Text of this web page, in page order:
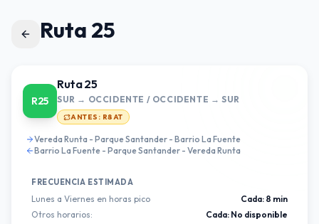
Ruta 25
R25
Ruta 25
SUR → OCCIDENTE / OCCIDENTE → SUR
ANTES: R8AT
Vereda Runta - Parque Santander - Barrio La Fuente
Barrio La Fuente - Parque Santander - Vereda Runta
FRECUENCIA ESTIMADA
Lunes a Viernes en horas pico Cada: 8 min
Otros horarios:
Cada: No disponible